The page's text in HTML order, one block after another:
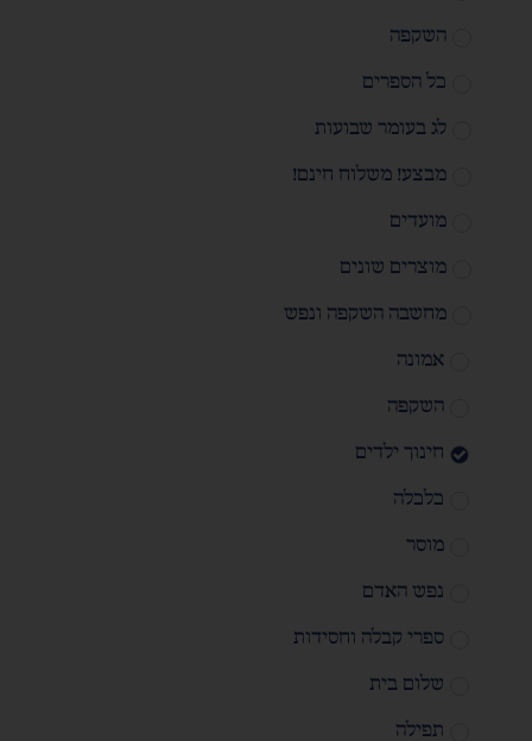
השקפה
כל הספרים
לג בעומר שבועות
מבצע! משלוח חינם!
מועדים
מוצרים שונים
מחשבה השקפה ונפש
אמונה
השקפה
חינוך ילדים
כלכלה
מוסר
נפש האדם
ספרי קבלה וחסידות
שלום בית
תפילה